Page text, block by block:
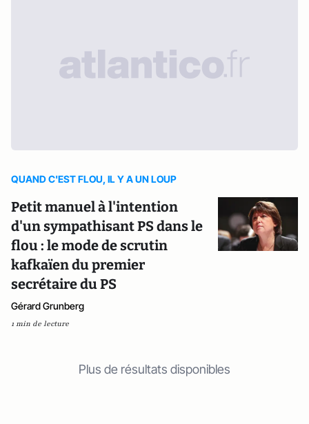
QUAND C'EST FLOU, IL Y A UN LOUP
Petit manuel à l'intention
d'un sympathisant PS dans le
flou : le mode de scrutin
kafkaïen du premier
secrétaire du PS
Gérard Grunberg
1 min de lecture
Plus de résultats disponibles